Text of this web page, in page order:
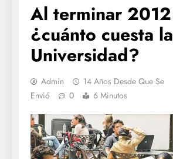
Al terminar 2012
¿cuánto cuesta la
Universidad?
Admin
14 Años Desde Que Se
Envió
0 6 Minutos